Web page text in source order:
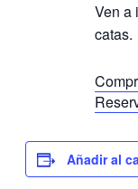
Ven a
catas.
Añadir al